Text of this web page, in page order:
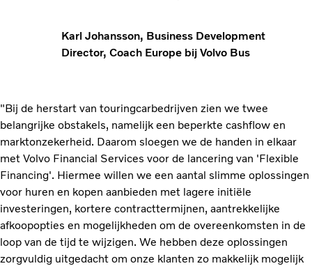
Karl Johansson, Business Development
Director, Coach Europe bij Volvo Bus
"Bij de herstart van touringcarbedrijven zien we twee
belangrijke obstakels, namelijk een beperkte cashflow en
marktonzekerheid. Daarom sloegen we de handen in elkaar
met Volvo Financial Services voor de lancering van 'Flexible
Financing'. Hiermee willen we een aantal slimme oplossingen
voor huren en kopen aanbieden met lagere initiële
investeringen, kortere contracttermijnen, aantrekkelijke
afkoopopties en mogelijkheden om de overeenkomsten in de
loop van de tijd te wijzigen. We hebben deze oplossingen
zorgvuldig uitgedacht om onze klanten zo makkelijk mogelijk